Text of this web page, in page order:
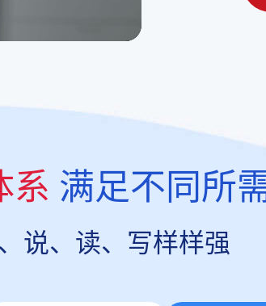
系 满足不同所
说、读、写样样强